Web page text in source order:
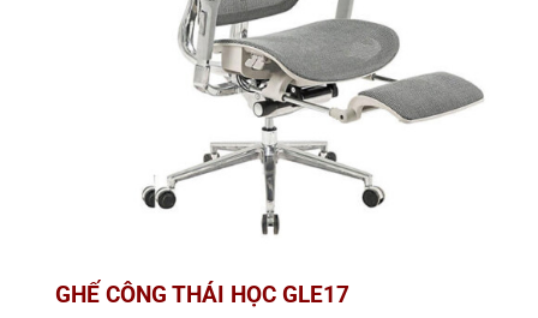
GHẾ CÔNG THÁI HỌC GLE17